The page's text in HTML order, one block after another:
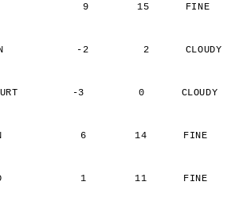
9        15      FINE
-2         2      CLOUDY
-3         0      CLOUDY
6        14      FINE
1        11      FINE